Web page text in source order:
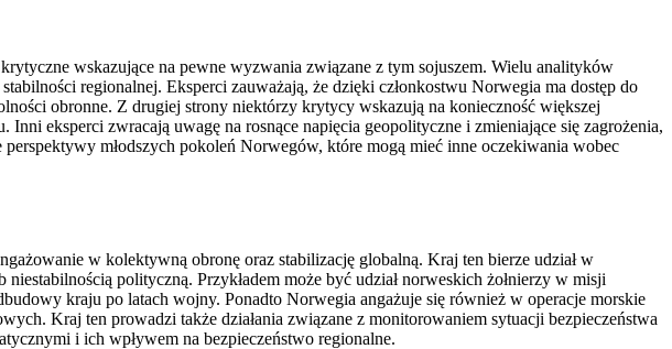
wskazujące na pewne wyzwania związane z tym sojuszem. Wielu analityków
regionalnej. Eksperci zauważają, że dzięki członkostwu Norwegia ma dostęp do
obronne. Z drugiej strony niektórzy krytycy wskazują na konieczność większej
eksperci zwracają uwagę na rosnące napięcia geopolityczne i zmieniające się zagrożenia,
młodszych pokoleń Norwegów, które mogą mieć inne oczekiwania wobec
w kolektywną obronę oraz stabilizację globalną. Kraj ten bierze udział w
polityczną. Przykładem może być udział norweskich żołnierzy w misji
kraju po latach wojny. Ponadto Norwegia angażuje się również w operacje morskie
Kraj ten prowadzi także działania związane z monitorowaniem sytuacji bezpieczeństwa
i ich wpływem na bezpieczeństwo regionalne.